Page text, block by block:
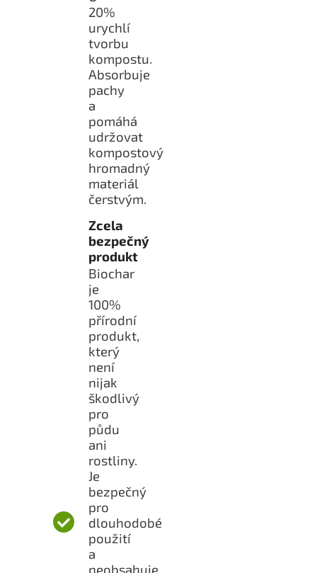
20%
urychlí
tvorbu
kompostu.
Absorbuje
pachy
a
pomáhá
udržovat
kompostový
hromadný
materiál
čerstvým.
Zcela
bezpečný
produkt
Biochar
je
100%
přírodní
produkt,
který
není
nijak
škodlivý
pro
půdu
ani
rostliny.
Je
bezpečný
pro
dlouhodobé
použití
a
neobsahuje